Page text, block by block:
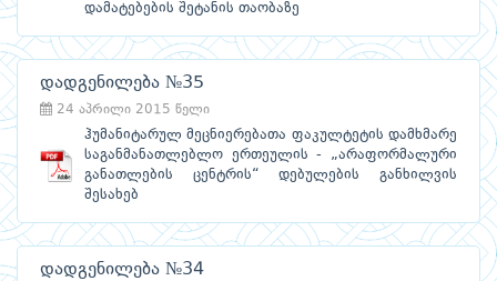
დამატებების შეტანის თაობაზე
დადგენილება №35
24 აპრილი 2015 წელი
ჰუმანიტარულ მეცნიერებათა ფაკულტეტის დამხმარე
საგანმანათლებლო ერთეულის - „არაფორმალური
განათლების ცენტრის“ დებულების განხილვის
შესახებ
დადგენილება №34